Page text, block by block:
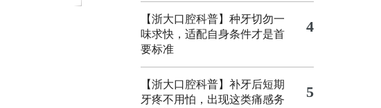
【浙大口腔科普】种牙切勿一
味求快，适配自身条件才是首
要标准
4
【浙大口腔科普】补牙后短期
牙疼不用怕，出现这类痛感务
5